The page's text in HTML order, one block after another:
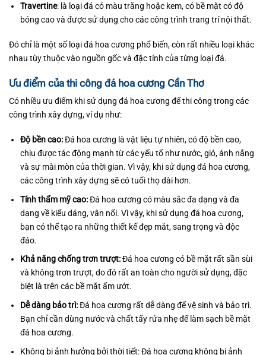
Travertine: là loại đá có màu trắng hoặc kem, có bề mặt có độ
bóng cao và được sử dụng cho các công trình trang trí nội thất.
Đó chỉ là một số loại đá hoa cương phổ biến, còn rất nhiều loại khác
nhau tùy thuộc vào nguồn gốc và đặc tính của từng loại đá.
Ưu điểm của thi công đá hoa cương Cần Thơ
Có nhiều ưu điểm khi sử dụng đá hoa cương để thi công trong các
công trình xây dựng, ví dụ như:
Độ bền cao:Đá hoa cương là vật liệu tự nhiên, có độ bền cao,
chịu được tác động mạnh từ các yếu tố như nước, gió, ánh nắng
và sự mài mòn của thời gian. Vì vậy, khi sử dụng đá hoa cương,
các công trình xây dựng sẽ có tuổi thọ dài hơn.
Tính thẩm mỹ cao:Đá hoa cương có màu sắc đa dạng và đa
dạng về kiểu dáng, vân nổi. Vì vậy, khi sử dụng đá hoa cương,
bạn có thể tạo ra những thiết kế đẹp mắt, sang trọng và độc
đáo.
Khả năng chống trơn trượt:Đá hoa cương có bề mặt rất sần sùi
và không trơn trượt, do đó rất an toàn cho người sử dụng, đặc
biệt là trên các bề mặt ẩm ướt.
Dễ dàng bảo trì:Đá hoa cương rất dễ dàng để vệ sinh và bảo trì.
Bạn chỉ cần dùng nước và chất tẩy rửa nhẹ để làm sạch bề mặt
đá hoa cương.
Không bị ảnh hưởng bởi thời tiết: Đá hoa cương không bị ảnh